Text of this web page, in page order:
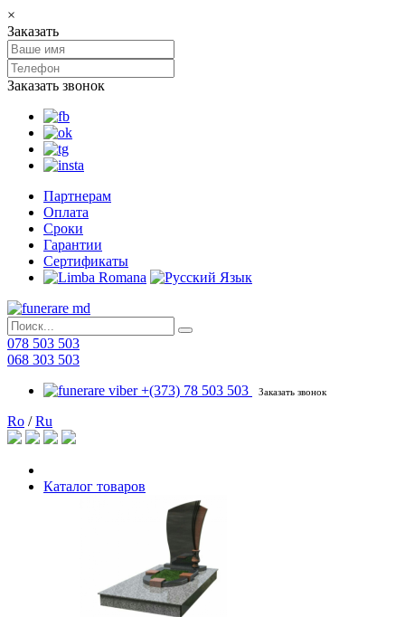
×
Заказать
Заказать звонок
Партнерам
Оплата
Сроки
Гарантии
Сертификаты
078 503 503
068 303 503
+(373) 78 503 503
Заказать звонок
Ro /Ru
Каталог товаров